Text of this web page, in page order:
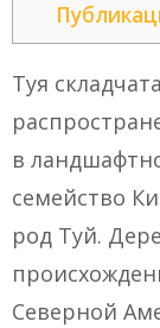
Туя
в
семейство
род Туй.
Северной